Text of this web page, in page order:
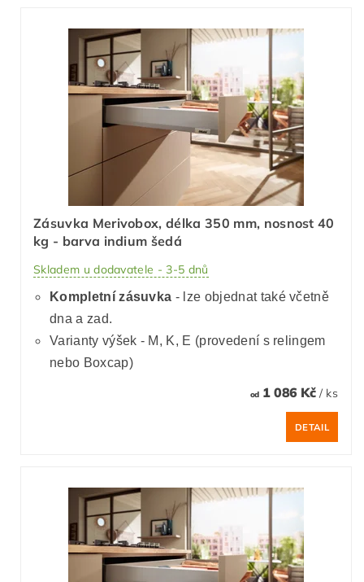
Zásuvka Merivobox, délka 350 mm, nosnost 40
kg - barva indium šedá
Skladem u dodavatele - 3-5 dnů
Kompletní zásuvka - lze objednat také včetně
dna a zad.
Varianty výšek - M, K, E (provedení s relingem
nebo Boxcap)
od1 086 Kč / ks
DETAIL